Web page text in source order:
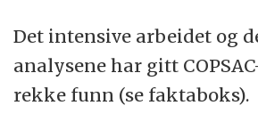
Det intensive arbeidet og
analysene har gitt
rekke funn (se faktaboks).